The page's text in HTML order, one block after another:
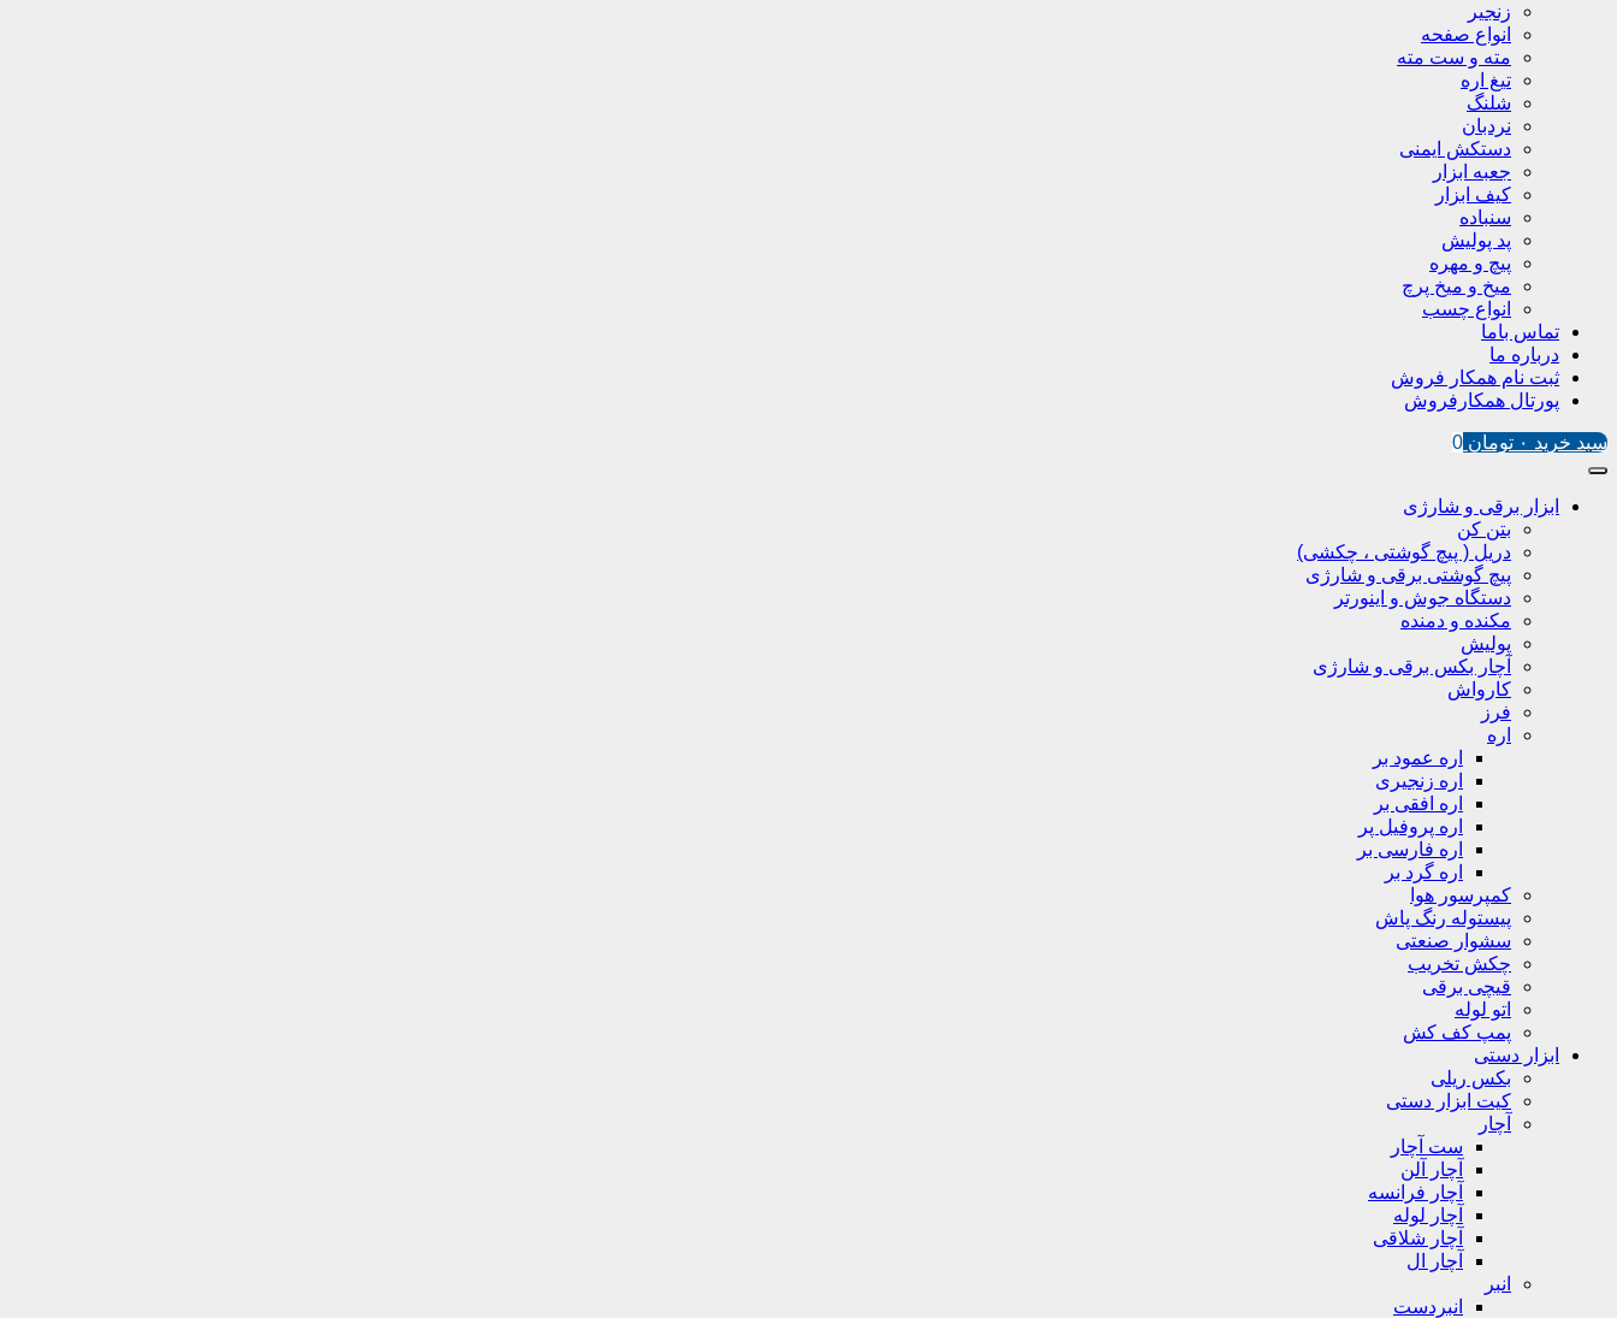
زنجیر
انواع صفحه
مته و ست مته
تیغ اره
شلنگ
نردبان
دستکش ایمنی
جعبه ابزار
کیف ابزار
سنباده
پد پولیش
پیچ و مهره
میخ و میخ پرچ
انواع چسب
تماس باما
درباره ما
ثبت نام همکار فروش
پورتال همکارفروش
سبد خرید ۰ تومان 0
ابزار برقی و شارژی
بتن کن
دریل ( پیچ گوشتی ، چکشی)
پیچ گوشتی برقی و شارژی
دستگاه جوش و اینورتر
مکنده و دمنده
پولیش
آچار بکس برقی و شارژی
کارواش
فرز
اره
اره عمود بر
اره زنجیری
اره افقی بر
اره پروفیل پر
اره فارسی بر
اره گرد بر
کمپرسور هوا
پیستوله رنگ پاش
سشوار صنعتی
چکش تخریب
قیچی برقی
اتو لوله
پمپ کف کش
ابزار دستی
بکس ریلی
کیت ابزار دستی
آچار
ست آچار
آچار آلن
آچار فرانسه
آچار لوله
آچار شلاقی
آچار ال
انبر
انبردست